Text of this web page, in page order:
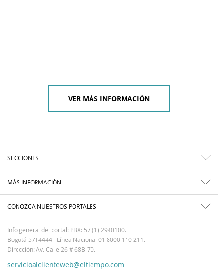
VER MÁS INFORMACIÓN
SECCIONES
MÁS INFORMACIÓN
CONOZCA NUESTROS PORTALES
Info general del portal: PBX: 57 (1) 2940100.
Bogotá 5714444 - Línea Nacional 01 8000 110 211.
Dirección: Av. Calle 26 # 68B-70.
servicioalclienteweb@eltiempo.com